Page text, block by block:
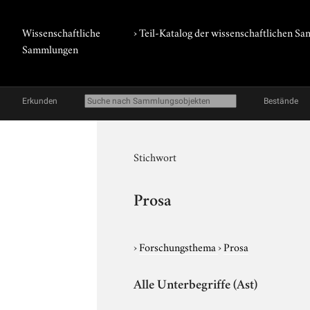
Wissenschaftliche
Sammlungen
› Teil-Katalog der wissenschaftlichen
Erkunden Bestände
Stichwort
Prosa
›Forschungsthema›Prosa
Alle Unterbegriffe (Ast)